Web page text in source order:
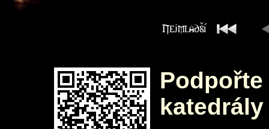
katedrály